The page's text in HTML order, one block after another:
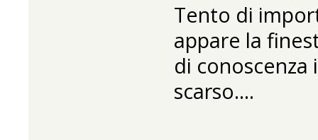
Tento di
appare la
di
scarso....